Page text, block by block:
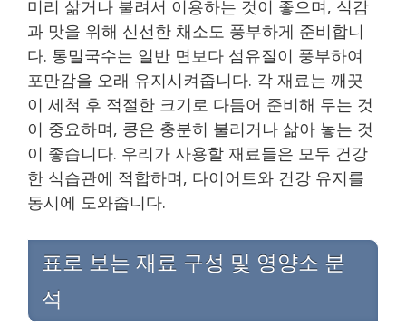
미리 삶거나 불려서 이용하는 것이 좋으며, 식감
과 맛을 위해 신선한 채소도 풍부하게 준비합니
다. 통밀국수는 일반 면보다 섬유질이 풍부하여
포만감을 오래 유지시켜줍니다. 각 재료는 깨끗
이 세척 후 적절한 크기로 다듬어 준비해 두는 것
이 중요하며, 콩은 충분히 불리거나 삶아 놓는 것
이 좋습니다. 우리가 사용할 재료들은 모두 건강
한 식습관에 적합하며, 다이어트와 건강 유지를
동시에 도와줍니다.
표로 보는 재료 구성 및 영양소 분
석